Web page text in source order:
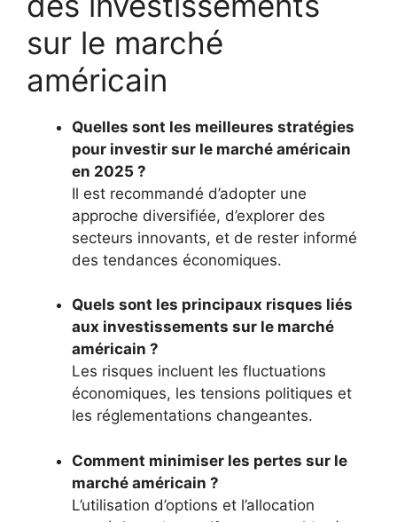
sur le marché
américain
Quelles sont les meilleures stratégies
pour investir sur le marché américain
en 2025 ?
Il est recommandé d’adopter une
approche diversifiée, d’explorer des
secteurs innovants, et de rester informé
des tendances économiques.
Quels sont les principaux risques liés
aux investissements sur le marché
américain ?
Les risques incluent les fluctuations
économiques, les tensions politiques et
les réglementations changeantes.
Comment minimiser les pertes sur le
marché américain ?
L’utilisation d’options et l’allocation